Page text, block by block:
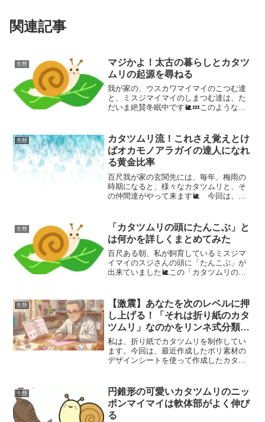
関連記事
生態
マジかよ！太古の暮らしとカタツ
ムリの起源を尋ねる
我が家の、ウスカワマイマイのこつむ達
と、ミスジマイマイのしまつむ達は、た
だいま絶賛冬眠中です🐌💤このような現
で、今回は、カタツムリのご先祖様の太
古の暮らしぶりをご紹介し...
生態
カタツムリ流！これさえ覚えとけ
ばオカモノアラガイの達人になれ
る黄金比率
百尺我が家の玄関先には、毎年、梅雨の
時期になると、様々なカタツムリと、そ
の仲間達がやって来ます🐌 今回は、先
内容を解説します☺️こつむ日記からのク
イズこの子の正式名称は...
生態
「カタツムリの頭にたんこぶ」と
は何かを詳しくまとめてみた
百尺ある朝、私が飼育しているミスジマ
イマイのスジさんの頭に「たんこぶ」が
出来ていました🐌この「カタツムリのた
事では、「カタツムリの頭瘤」につい
て、専門家の研究成果を参考に...
生態
【激震】あなたを次のレベルに押
し上げる！「それは折り紙のカタ
ツムリ」なのかをリンネ式分類で
考察する🤔
私は、折り紙でカタツムリを制作してい
ます。今回は、最近作成したポリ素材の
デザインシートを使って作成したカタツ
生態
円錐形の可愛いカタツムリのニッ
ポンマイマイは軟体部がよく伸び
る